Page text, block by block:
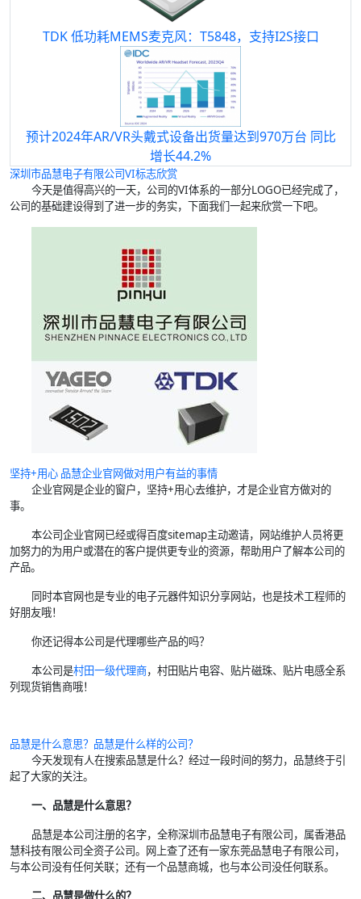
TDK 低功耗MEMS麦克风：T5848，支持I2S接口
预计2024年AR/VR头戴式设备出货量达到970万台 同比
增长44.2%
深圳市品慧电子有限公司VI标志欣赏
今天是值得高兴的一天，公司的VI体系的一部分LOGO已经完成了，
公司的基础建设得到了进一步的务实，下面我们一起来欣赏一下吧。
坚持+用心 品慧企业官网做对用户有益的事情
企业官网是企业的窗户，坚持+用心去维护，才是企业官方做对的
事。
本公司企业官网已经或得百度sitemap主动邀请，网站维护人员将更
加努力的为用户或潜在的客户提供更专业的资源，帮助用户了解本公司的
产品。
同时本官网也是专业的电子元器件知识分享网站，也是技术工程师的
好朋友哦！
你还记得本公司是代理哪些产品的吗？
本公司是村田一级代理商，村田贴片电容、贴片磁珠、贴片电感全系
列现货销售商哦！
品慧是什么意思？ 品慧是什么样的公司？
今天发现有人在搜索品慧是什么？经过一段时间的努力，品慧终于引
起了大家的关注。
一、品慧是什么意思？
品慧是本公司注册的名字，全称深圳市品慧电子有限公司，属香港品
慧科技有限公司全资子公司。网上查了还有一家东莞品慧电子有限公司，
与本公司没有任何关联；还有一个品慧商城，也与本公司没任何联系。
二、品慧是做什么的？